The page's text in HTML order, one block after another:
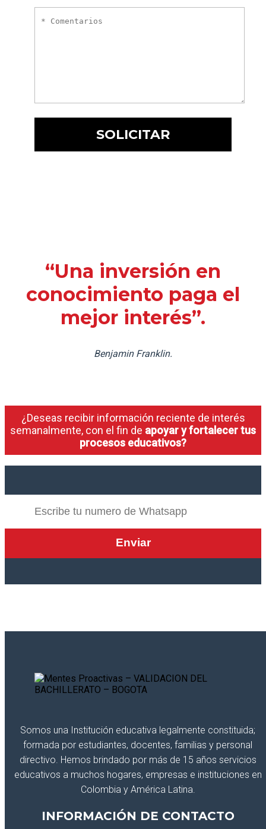
“Una inversión en
conocimiento paga el
mejor interés”.
Benjamin Franklin.
¿Deseas recibir información reciente de interés
semanalmente, con el fin de apoyar y fortalecer tus
procesos educativos?
Somos una Institución educativa legalmente constituida;
formada por estudiantes, docentes, familias y personal
directivo. Hemos brindado por más de 15 años servicios
educativos a muchos hogares, empresas e instituciones en
Colombia y América Latina.
INFORMACIÓN DE CONTACTO